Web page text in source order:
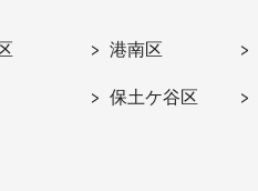
港南区
保土ケ谷区